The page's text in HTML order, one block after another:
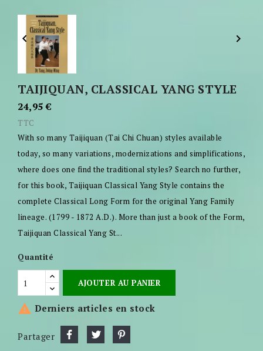
 
TAIJIQUAN, CLASSICAL YANG STYLE
24,95 €
TTC
With so many Taijiquan (Tai Chi Chuan) styles available
today, so many variations, modernizations and simplifications,
where does one find the traditional styles? Search no further,
for this book, Taijiquan Classical Yang Style contains the
complete Classical Long Form for the original Yang Family
lineage. (1799 - 1872 A.D.). More than just a book of the Form,
Taijiquan Classical Yang St...
Quantité
AJOUTER AU PANIER
 Derniers articles en stock
Partager